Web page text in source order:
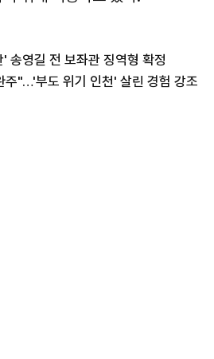
송영길 전 보좌관 징역형 확정
주"…'부도 위기 인천' 살린 경험 강조